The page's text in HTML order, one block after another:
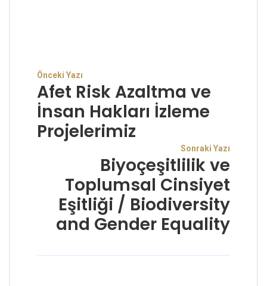
Önceki Yazı
Afet Risk Azaltma ve
İnsan Hakları İzleme
Projelerimiz
Sonraki Yazı
Biyoçeşitlilik ve
Toplumsal Cinsiyet
Eşitliği / Biodiversity
and Gender Equality